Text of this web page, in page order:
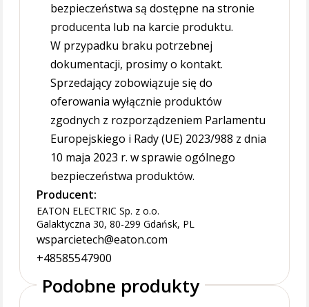
bezpieczeństwa są dostępne na stronie
producenta lub na karcie produktu.
W przypadku braku potrzebnej
dokumentacji, prosimy o kontakt.
Sprzedający zobowiązuje się do
oferowania wyłącznie produktów
zgodnych z rozporządzeniem Parlamentu
Europejskiego i Rady (UE) 2023/988 z dnia
10 maja 2023 r. w sprawie ogólnego
bezpieczeństwa produktów.
Producent:
EATON ELECTRIC Sp. z o.o.
Galaktyczna 30, 80-299 Gdańsk, PL
wsparcietech@eaton.com
+48585547900
Podobne produkty